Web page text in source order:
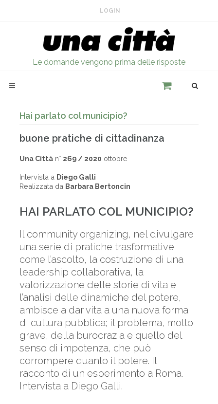
LOGIN
Le domande vengono prima delle risposte
Hai parlato col municipio?
buone pratiche di cittadinanza
Una Città n° 269 / 2020 ottobre
Intervista a Diego Galli
Realizzata da Barbara Bertoncin
HAI PARLATO COL MUNICIPIO?
Il community organizing, nel divulgare
una serie di pratiche trasformative
come l’ascolto, la costruzione di una
leadership collaborativa, la
valorizzazione delle storie di vita e
l’analisi delle dinamiche del potere,
ambisce a dar vita a una nuova forma
di cultura pubblica; il problema, molto
grave, della burocrazia e quello del
senso di impotenza, che può
corrompere quanto il potere. Il
racconto di un esperimento a Roma.
Intervista a Diego Galli.